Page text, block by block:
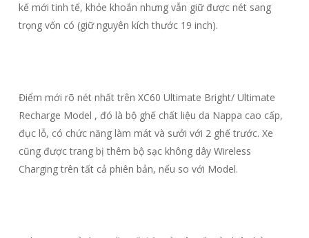
kế mới tinh tế, khỏe khoắn nhưng vẫn giữ được nét sang
trọng vốn có (giữ nguyên kích thước 19 inch).
Điểm mới rõ nét nhất trên XC60 Ultimate Bright/ Ultimate
Recharge Model , đó là bộ ghế chất liệu da Nappa cao cấp,
đục lỗ, có chức năng làm mát và sưởi với 2 ghế trước. Xe
cũng được trang bị thêm bộ sạc không dây Wireless
Charging trên tất cả phiên bản, nếu so với Model.